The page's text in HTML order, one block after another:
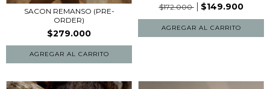
SACON REMANSO (PRE-
ORDER)
$279.000
$172.000
$149.900
AGREGAR AL CARRITO